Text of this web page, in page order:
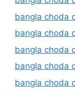
bangla choda
bangla choda
bangla choda
bangla choda
bangla choda